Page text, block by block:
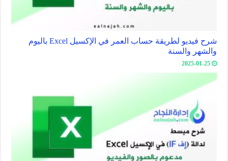
شرح فيديو لطريقة حساب العمر في الإكسيل Excel باليوم
والشهر والسنة
2025-01-25